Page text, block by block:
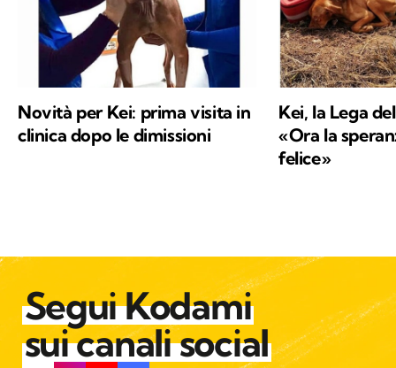
Novità per Kei: prima visita in
clinica dopo le dimissioni
Kei, la Lega
«Ora la
felice»
Segui Kodami
sui canali social